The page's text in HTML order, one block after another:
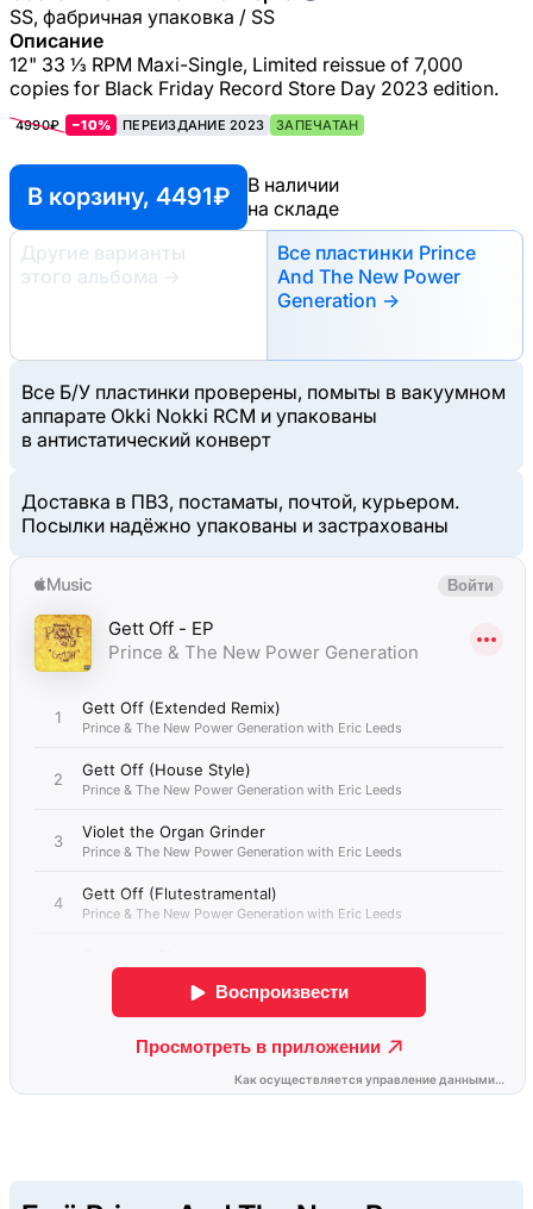
SS, фабричная упаковка / SS
Описание
12" 33 ⅓ RPM Maxi-Single, Limited reissue of 7,000
copies for Black Friday Record Store Day 2023 edition.
4990₽ −10% ПЕРЕИЗДАНИЕ 2023 ЗАПЕЧАТАН
В корзину, 4491 ₽
В наличии
на складе
Другие варианты
этого альбома
→
Все пластинки Prince
And The New Power
Generation →
Все Б/У пластинки проверены, помыты в вакуумном
аппарате Okki Nokki RCM и упакованы
в антистатический конверт
Доставка в ПВЗ, постаматы, почтой, курьером.
Посылки надёжно упакованы и застрахованы